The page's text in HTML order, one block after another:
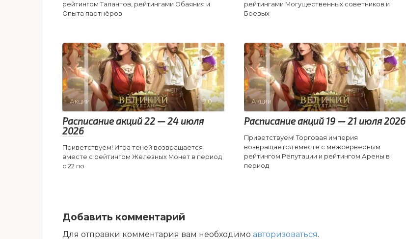
рейтингом Талантов, рейтингами Обаяния и
Опыта партнёров
рейтингами Могущественных советников и
Боевых
Акции 0
Расписание акций 22 — 24 июля
2026
Приветствуем! Игра теней возвращается
вместе с рейтингом Железных Монет в период
с 22 по
Акции 0
Расписание акций 19 — 21 июля 2026
Приветствуем! Торговая империя
возвращается вместе с межсерверным
рейтингом Репутации и рейтингом Арены в
период
Добавить комментарий
Для отправки комментария вам необходимо авторизоваться.